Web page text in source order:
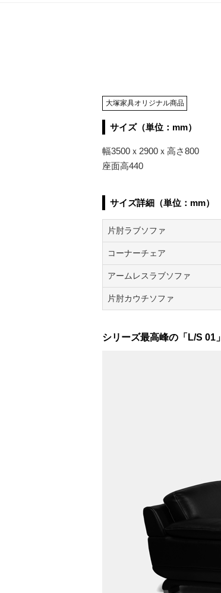
大塚家具オリジナル商品
サイズ（単位：mm）
幅3500ｘ2900ｘ高さ800
座面高440
サイズ詳細（単位：mm）
片肘ラブソファ
コーナーチェア
アームレスラブソファ
片肘カウチソファ
シリーズ最高峰の「L/S 01」